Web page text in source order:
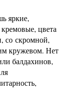
яркие,
цвета
со скромной,
кружевом. Нет
балдахинов,